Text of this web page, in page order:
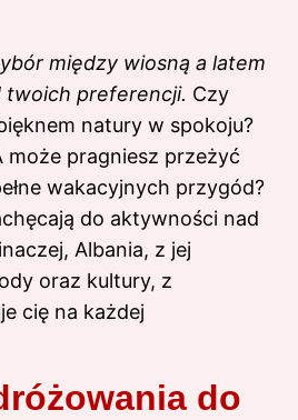
między wiosną a latem
twoich preferencji. Czy
natury w spokoju?
może pragniesz przeżyć
wakacyjnych przygód?
do aktywności nad
Albania, z jej
oraz kultury, z
cię na każdej
do